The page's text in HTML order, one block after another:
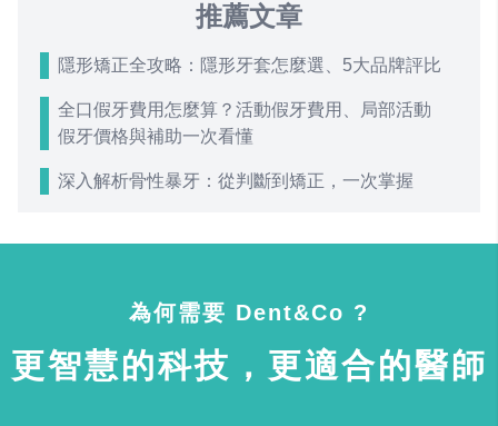
推薦文章
隱形矯正全攻略：隱形牙套怎麼選、5大品牌評比
全口假牙費用怎麼算？活動假牙費用、局部活動
假牙價格與補助一次看懂
深入解析骨性暴牙：從判斷到矯正，一次掌握
為何需要 Dent&Co ?
更智慧的科技，更適合的醫師